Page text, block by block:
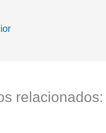
relacionados: